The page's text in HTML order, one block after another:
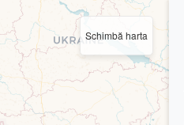
Schimbă harta